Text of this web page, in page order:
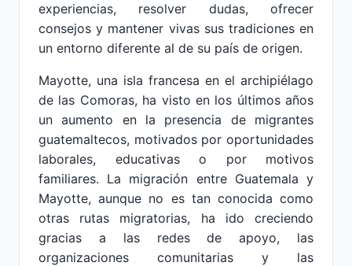
experiencias, resolver dudas, ofrecer
consejos y mantener vivas sus tradiciones en
un entorno diferente al de su país de origen.
Mayotte, una isla francesa en el archipiélago
de las Comoras, ha visto en los últimos años
un aumento en la presencia de migrantes
guatemaltecos, motivados por oportunidades
laborales, educativas o por motivos
familiares. La migración entre Guatemala y
Mayotte, aunque no es tan conocida como
otras rutas migratorias, ha ido creciendo
gracias a las redes de apoyo, las
organizaciones comunitarias y las